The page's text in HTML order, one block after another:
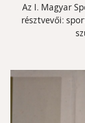
Az I. Magyar
résztvevői: